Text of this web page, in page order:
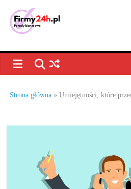
contentPorady
biznesowe,
dla
firm
Strona główna »Umiejętności, które